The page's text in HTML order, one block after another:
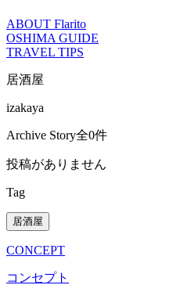
ABOUT Flarito
OSHIMA GUIDE
TRAVEL TIPS
居酒屋
izakaya
Archive Story全0件
投稿がありません
Tag
居酒屋
CONCEPT
コンセプト